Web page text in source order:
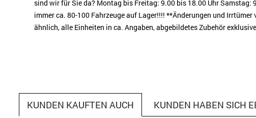
sind wir für Sie da? Montag bis Freitag: 9.00 bis 18.00 Uhr Samstag:
immer ca. 80-100 Fahrzeuge auf Lager!!!! **Änderungen und
ähnlich, alle Einheiten in ca. Angaben, abgebildetes Zubehör
KUNDEN KAUFTEN AUCH KUNDEN HABEN SICH